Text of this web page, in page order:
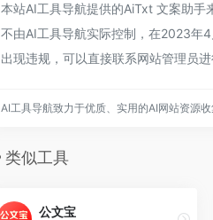
本站AI工具导航提供的AiTxt 文案助手
不由AI工具导航实际控制，在2023年
出现违规，可以直接联系网站管理员
AI工具导航致力于优质、实用的AI网站资源收
类似工具
公文宝